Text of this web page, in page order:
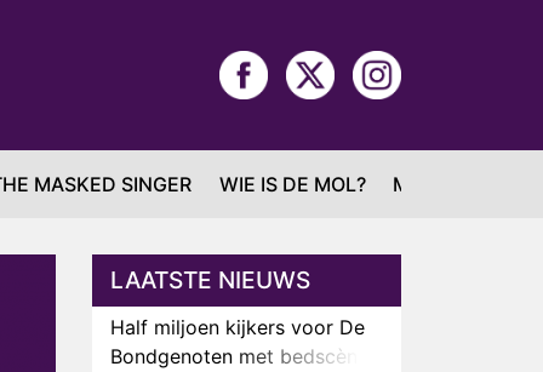
MASKED SINGER WIE IS DE MOL? MAFS
LAATSTE NIEUWS
Half miljoen kijkers voor De
Bondgenoten met bedscène